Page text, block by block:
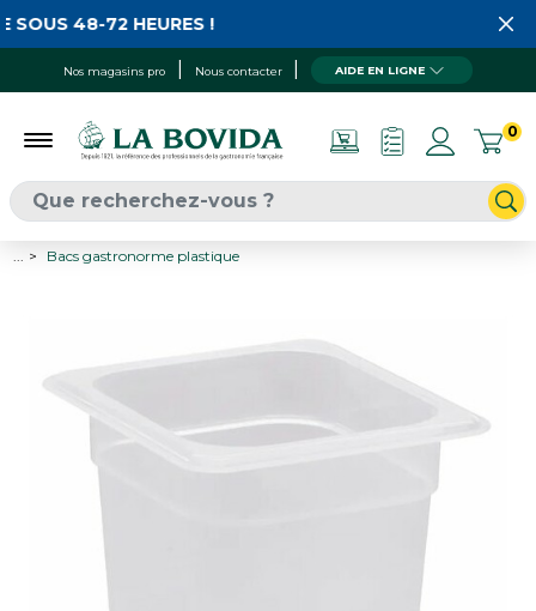
Nos magasins pro Nous contacter AIDE EN LIGNE
0
48-72 HEURES !
Bacs gastronorme plastique